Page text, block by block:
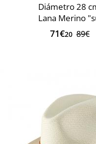
Diámetro 28
Lana Merino
71€20 89€